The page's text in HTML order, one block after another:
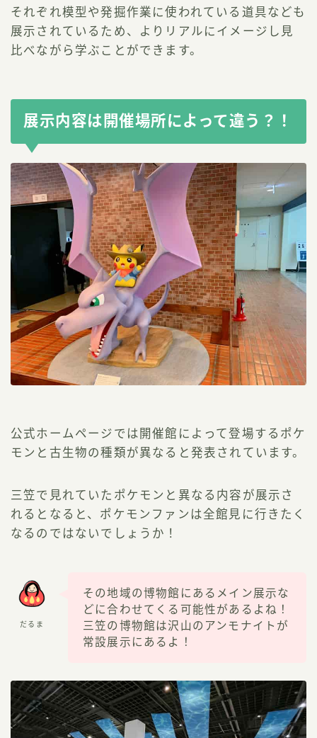
それぞれ模型や発掘作業に使われている道具なども
展示されているため、よりリアルにイメージし見
比べながら学ぶことができます。
展示内容は開催場所によって違う？！
公式ホームページでは開催館によって登場するポケ
モンと古生物の種類が異なると発表されています。
三笠で見れていたポケモンと異なる内容が展示さ
れるとなると、ポケモンファンは全館見に行きたく
なるのではないでしょうか！
だるま
その地域の博物館にあるメイン展示な
どに合わせてくる可能性があるよね！
三笠の博物館は沢山のアンモナイトが
常設展示にあるよ！